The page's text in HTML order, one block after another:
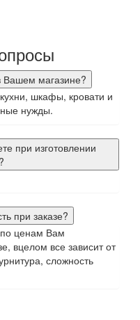
Вашем магазине?
шкафы, кровати и
нужды.
при изготовлении
при заказе?
ценам Вам
вцелом все зависит от
сложность